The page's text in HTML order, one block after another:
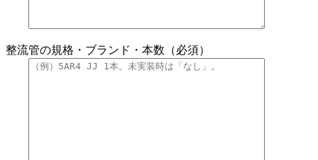
整流管の規格・ブランド・本数（必須）